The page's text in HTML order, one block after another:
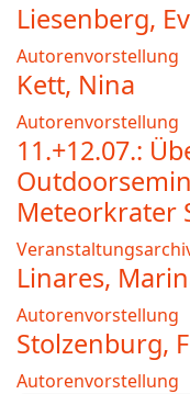
Liesenberg,
Autorenvorstellung
Kett, Nina
Autorenvorstellung
11.+12.07.:
Meteorkrater
Linares,
Autorenvorstellung
Stolzenburg,
Autorenvorstellung